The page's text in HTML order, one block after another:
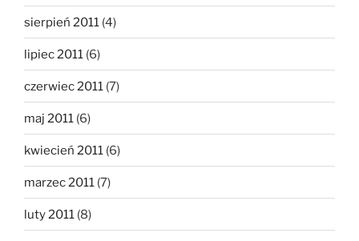
sierpień 2011 (4)
lipiec 2011 (6)
czerwiec 2011 (7)
maj 2011 (6)
kwiecień 2011 (6)
marzec 2011 (7)
luty 2011 (8)